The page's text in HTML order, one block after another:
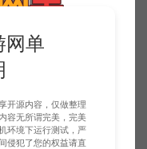
网单
开源内容，仅做整理
容无所谓完美，完美
环境下运行测试，严
侵犯了您的权益请直